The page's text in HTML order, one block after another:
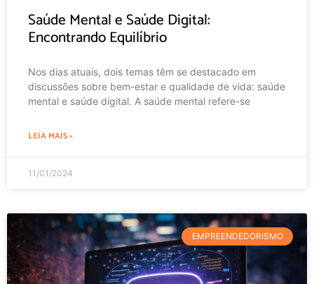
Saúde Mental e Saúde Digital:
Encontrando Equilíbrio
Nos dias atuais, dois temas têm se destacado em
discussões sobre bem-estar e qualidade de vida: saúde
mental e saúde digital. A saúde mental refere-se
LEIA MAIS »
11/01/2024
EMPREENDEDORISMO